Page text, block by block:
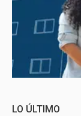
LO ÚLTIMO